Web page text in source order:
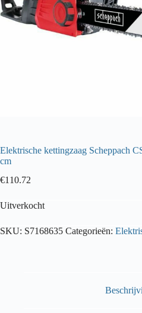
Elektrische kettingzaag Scheppach
cm
€110.72
Uitverkocht
SKU: S7168635 Categorieën: